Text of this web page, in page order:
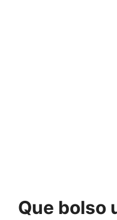
Que bolso